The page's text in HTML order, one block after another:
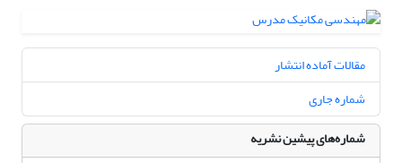
مقالات آماده انتشار
شماره جاری
شماره‌های پیشین نشریه